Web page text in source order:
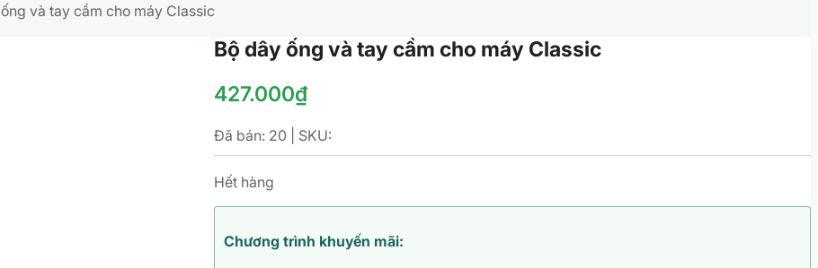
và tay cầm cho máy Classic
Bộ dây ống và tay cầm cho máy Classic
427.000₫
Đã bán: 20 | SKU:
Hết hàng
Chương trình khuyến mãi: